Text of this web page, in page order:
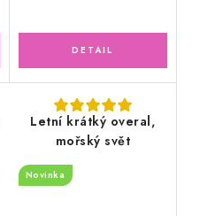
Letní krátký overal,
mořský svět
Novinka